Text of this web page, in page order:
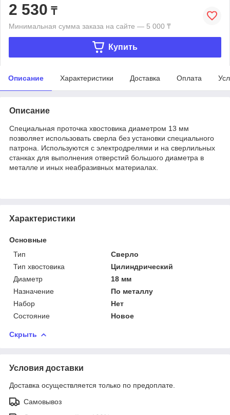
2 530 ₸
Минимальная сумма заказа на сайте — 5 000 ₸
Купить
Описание Характеристики Доставка Оплата
Описание
Специальная проточка хвостовика диаметром 13 мм
позволяет использовать сверла без установки специального
патрона. Используются с электродрелями и на сверлильных
станках для выполнения отверстий большого диаметра в
металле и иных неабразивных материалах.
Характеристики
Основные
Тип
Сверло
Тип хвостовика
Цилиндрический
Диаметр
18 мм
Назначение
По металлу
Набор
Нет
Состояние
Новое
Скрыть
Условия доставки
Доставка осуществляется только по предоплате.
Самовывоз